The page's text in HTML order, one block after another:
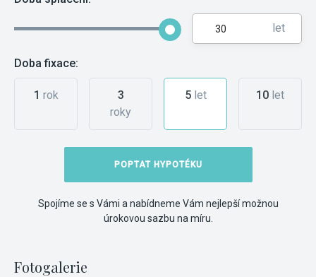
let
Doba fixace:
1 rok
3
roky
5let 10 let
POPTAT HYPOTÉKU
Spojíme se s Vámi a nabídneme Vám nejlepší možnou
úrokovou sazbu na míru.
Fotogalerie